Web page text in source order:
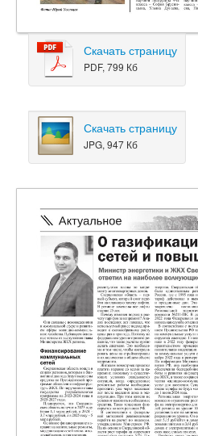
Скачать страницу
PDF, 799 Кб
Скачать страницу
JPG, 947 Кб